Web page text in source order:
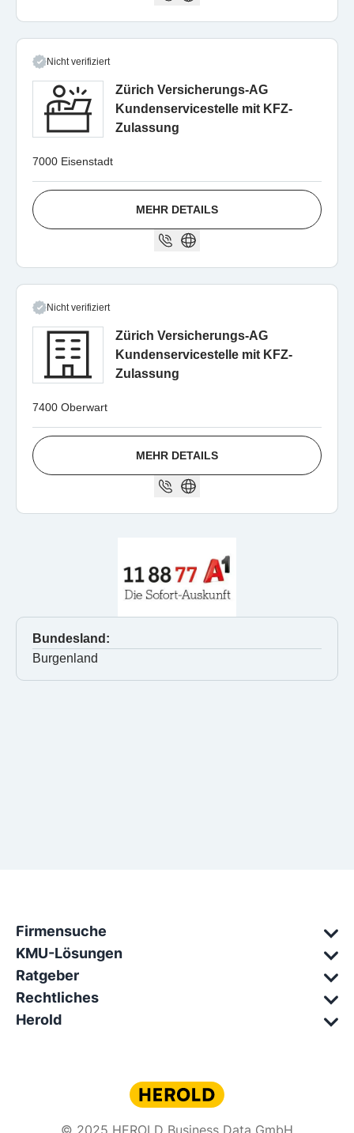
Nicht verifiziert
Zürich Versicherungs-AG
Kundenservicestelle mit KFZ-
Zulassung
7000 Eisenstadt
MEHR DETAILS
Nicht verifiziert
Zürich Versicherungs-AG
Kundenservicestelle mit KFZ-
Zulassung
7400 Oberwart
MEHR DETAILS
Bundesland:
Burgenland
Firmensuche
KMU-Lösungen
Ratgeber
Rechtliches
Herold